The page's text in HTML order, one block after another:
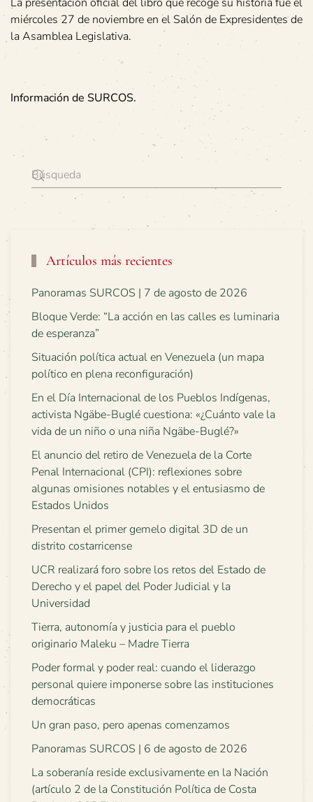
miércoles 27 de noviembre en el Salón de Expresidentes de
la Asamblea Legislativa.
Información de SURCOS.
Artículos más recientes
Panoramas SURCOS | 7 de agosto de 2026
Bloque Verde: “La acción en las calles es luminaria
de esperanza”
Situación política actual en Venezuela (un mapa
político en plena reconfiguración)
En el Día Internacional de los Pueblos Indígenas,
activista Ngäbe-Buglé cuestiona: «¿Cuánto vale la
vida de un niño o una niña Ngäbe-Buglé?»
El anuncio del retiro de Venezuela de la Corte
Penal Internacional (CPI): reflexiones sobre
algunas omisiones notables y el entusiasmo de
Estados Unidos
Presentan el primer gemelo digital 3D de un
distrito costarricense
UCR realizará foro sobre los retos del Estado de
Derecho y el papel del Poder Judicial y la
Universidad
Tierra, autonomía y justicia para el pueblo
originario Maleku – Madre Tierra
Poder formal y poder real: cuando el liderazgo
personal quiere imponerse sobre las instituciones
democráticas
Un gran paso, pero apenas comenzamos
Panoramas SURCOS | 6 de agosto de 2026
La soberanía reside exclusivamente en la Nación
(artículo 2 de la Constitución Política de Costa